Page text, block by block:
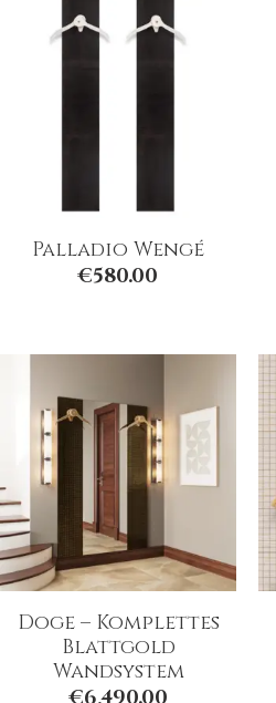
Palladio Wengé
€580.00
Doge – Komplettes
Blattgold
Wandsystem
€6,490.00